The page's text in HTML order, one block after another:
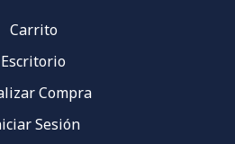
Carrito
Escritorio
Compra
Sesión